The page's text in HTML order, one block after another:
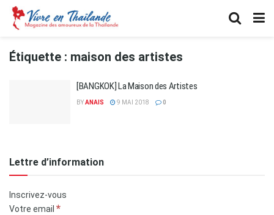
Étiquette : maison des artistes
[BANGKOK] La Maison des Artistes
BYANAIS 9 MAI 2018 0
Lettre d’information
Inscrivez-vous
Votre email *